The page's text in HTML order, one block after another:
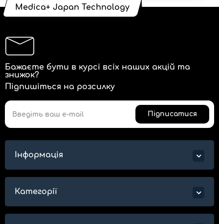
Medica+ Japan Technology
Бажаєте бути в курсі всіх наших акцій та
знижок?
Підпишіться на розсилку
Підписатися
Інформація
Категорії